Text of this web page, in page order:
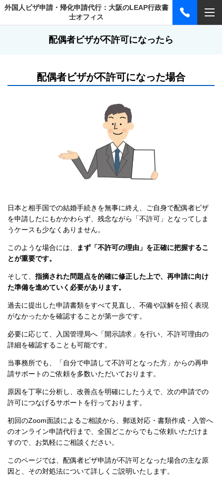
外国人ビザ申請・帰化申請代行：大阪のLEAP行政書
士オフィス
配偶者ビザが不許可になったら
配偶者ビザが不許可になった場合
日本と相手国での結婚手続きを無事に終え、ご自身で配偶者ビザ
を申請したにもかかわらず、残念ながら「不許可」となってしま
うケースも少なくありません。
このような場合には、
まず「不許可の理由」を正確に把握するこ
とが重要です。
そして、 指摘された問題点を的確に修正した上で、再申請に向け
た準備を進めていく必要があります。
過去に提出した申請書類をすべて見直し、不備や誤解を招く表現
がなかったかを確認することが第一歩です。
必要に応じて、入国管理局へ「開示請求」を行い、不許可理由の
詳細を確認することも可能です。
当事務所でも、「自分で申請して不許可となった方」からの再申
請サポートのご依頼を多数いただいております。
原因を丁寧に分析し、改善点を明確にしたうえで、次の申請での
許可につなげるサポートを行っております。
初回のZoom面談によるご相談から、郵送対応・書類作成・入管へ
のオンライン申請代行まで、全国どこからでもご依頼いただけま
すので、お気軽にご相談ください。
このページでは、配偶者ビザ申請が不許可となった場合の主な原
因と、その対処法について詳しくご説明いたします。